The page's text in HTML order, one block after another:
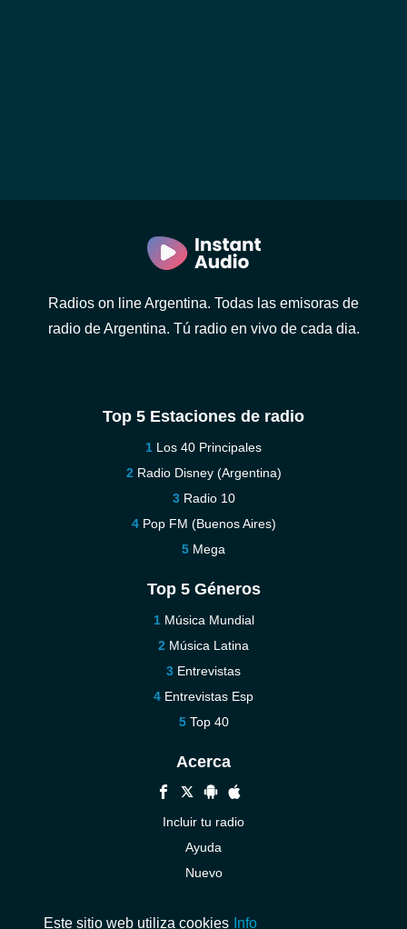
Radios on line Argentina. Todas las emisoras de
radio de Argentina. Tú radio en vivo de cada dia.
Top 5 Estaciones de radio
Los 40 Principales
Radio Disney (Argentina)
Radio 10
Pop FM (Buenos Aires)
Mega
Top 5 Géneros
Música Mundial
Música Latina
Entrevistas
Entrevistas Esp
Top 40
Acerca
Incluir tu radio
Ayuda
Nuevo
Este sitio web utiliza cookies Info